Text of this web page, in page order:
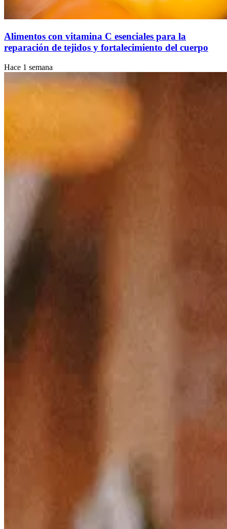
Alimentos con vitamina C esenciales para la
reparación de tejidos y fortalecimiento del cuerpo
Hace 1 semana